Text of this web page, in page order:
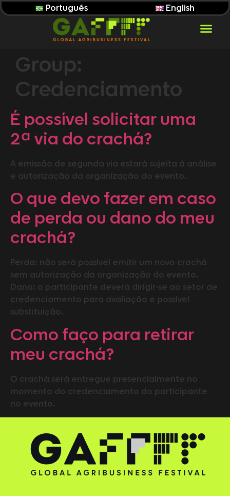
Português English
Group:
Credenciamento
É possível solicitar uma
2ª via do crachá?
A emissão de segunda via estará sujeita à análise
e autorização da organização do evento.
O que devo fazer em caso
de perda ou dano do meu
crachá?
Perda: não será possível emitir um novo crachá
sem autorização da organização do evento.
Dano: o participante deverá dirigir-se ao setor de
credenciamento para avaliação e possível
substituição.
Como faço para retirar
meu crachá?
O crachá será entregue presencialmente no
momento do credenciamento do participante
no evento.